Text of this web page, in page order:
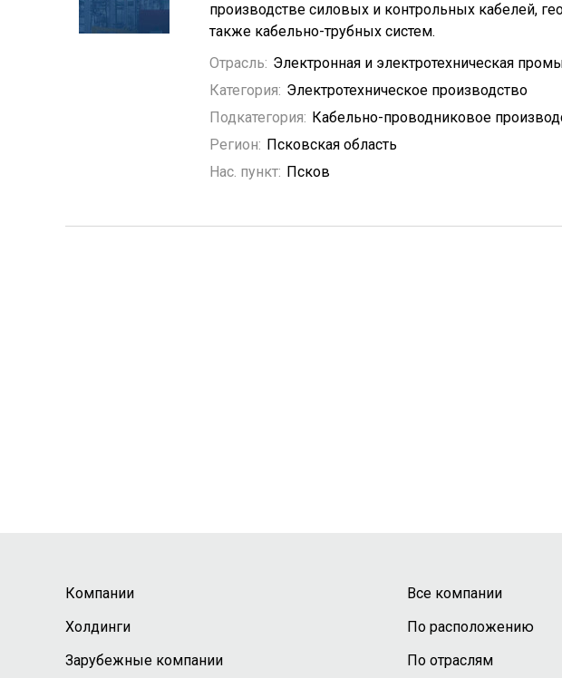
производстве силовых и контрольных кабелей,
также кабельно-трубных систем.
Отрасль: Электронная и электротехническая
Категория: Электротехническое производство
Подкатегория: Кабельно-проводниковое
Регион: Псковская область
Нас. пункт: Псков
Компании
Холдинги
Зарубежные компании
Все компании
По расположению
По отраслям